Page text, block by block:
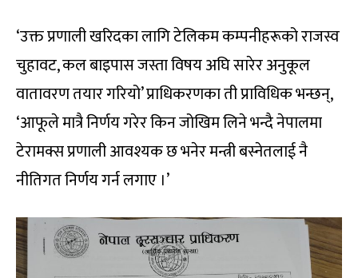
‘उक्त प्रणाली खरिदका लागि टेलिकम कम्पनीहरूको राजस्व
चुहावट, कल बाइपास जस्ता विषय अघि सारेर अनुकूल
वातावरण तयार गरियो’ प्राधिकरणका ती प्राविधिक भन्छन्,
‘आफूले मात्रै निर्णय गरेर किन जोखिम लिने भन्दै नेपालमा
टेरामक्स प्रणाली आवश्यक छ भनेर मन्त्री बस्नेतलाई नै
नीतिगत निर्णय गर्न लगाए ।’